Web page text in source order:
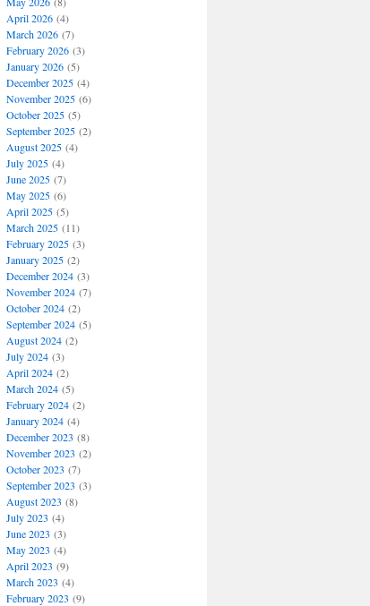
April 2026(4)
March 2026(7)
February 2026(3)
January 2026(5)
December 2025(4)
November 2025(6)
October 2025(5)
September 2025(2)
August 2025(4)
July 2025(4)
June 2025(7)
May 2025(6)
April 2025(5)
March 2025(11)
February 2025(3)
January 2025(2)
December 2024(3)
November 2024(7)
October 2024(2)
September 2024(5)
August 2024(2)
July 2024(3)
April 2024(2)
March 2024(5)
February 2024(2)
January 2024(4)
December 2023 (8)
November 2023 (2)
October 2023 (7)
September 2023 (3)
August 2023 (8)
July 2023 (4)
June 2023 (3)
May 2023 (4)
April 2023 (9)
March 2023 (4)
February 2023 (9)